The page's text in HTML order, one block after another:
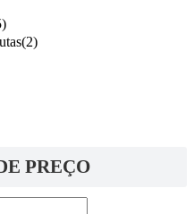
(2)
PREÇO